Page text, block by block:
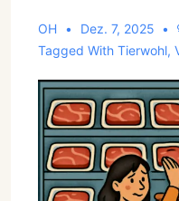
OH Dez. 7, 2025
Tagged With Tierwohl,